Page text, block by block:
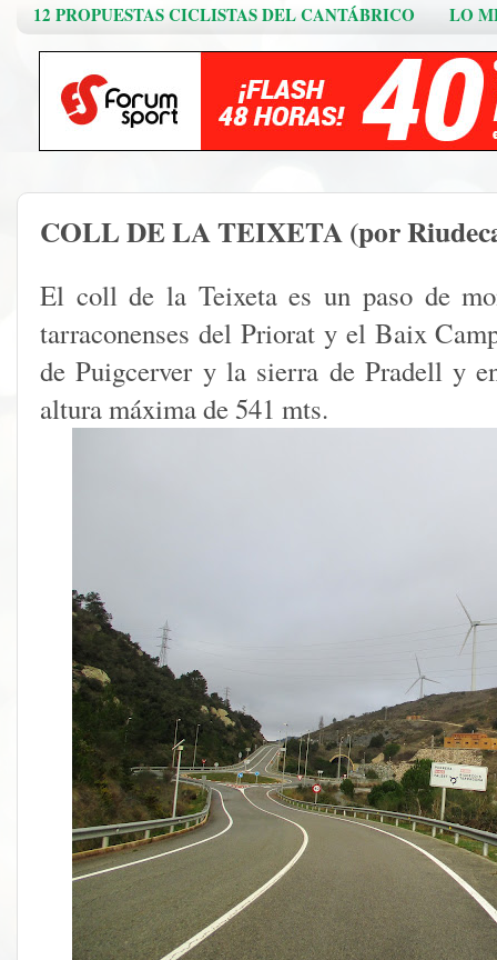
12 PROPUESTAS CICLISTAS DEL CANTÁBRICO
LO
COLL DE LA TEIXETA (por
El coll de la Teixeta es un paso de
tarraconenses del Priorat y el Baix
de Puigcerver y la sierra de Pradell y
altura máxima de 541 mts.